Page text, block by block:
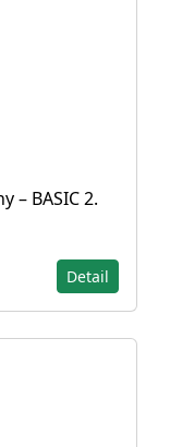
– BASIC 2.
Detail